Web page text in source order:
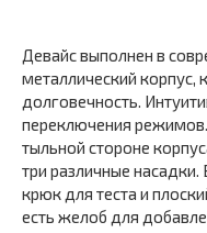
Девайс выполнен в
металлический корпус,
долговечность.
переключения
тыльной стороне
три различные насадки.
крюк для теста и
есть желоб для